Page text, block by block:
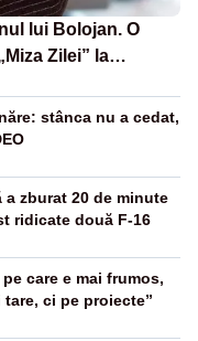
lui Bolojan. O
Zilei” la
stânca nu a cedat,
a zburat 20 de minute
ridicate două F-16
care e mai frumos,
ci pe proiecte”